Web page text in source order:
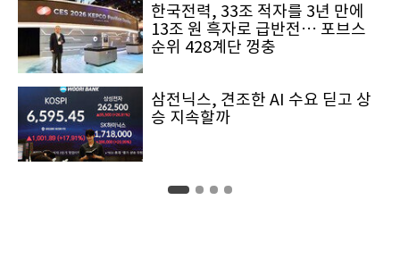
한국전력, 33조 적자를 3년 만에
13조 원 흑자로 급반전… 포브스
순위 428계단 껑충
삼전닉스, 견조한 AI 수요 딛고 상
승 지속할까